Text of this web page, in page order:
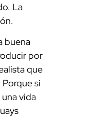
La
buena
por
que
si
vida